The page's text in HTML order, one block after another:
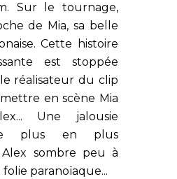
Sur le tournage,
de Mia, sa belle
Cette histoire
est stoppée
réalisateur du clip
en scène Mia
Une jalousie
plus en plus
sombre peu à
paranoïaque...